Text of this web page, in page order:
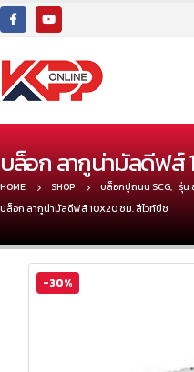
บล็อก ลากูน่ามัลดีฟส์
HOME SHOP บล็อกปูถนน SCG, รุ่น
บล็อก ลากูน่ามัลดีฟส์ 10X20 ซม. สีไวท์บีช
-30%